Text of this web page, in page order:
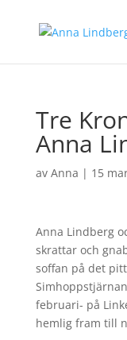
Tre
Anna
av Anna | 15
Anna Lindberg
skrattar och
soffan på det
februari- på
hemlig fram till